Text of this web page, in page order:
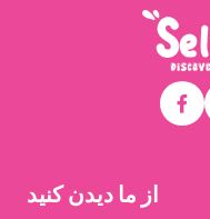
از ما دیدن کنید